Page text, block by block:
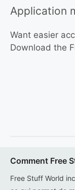
Application
Want easier
Download the
Comment Free
Free Stuff World